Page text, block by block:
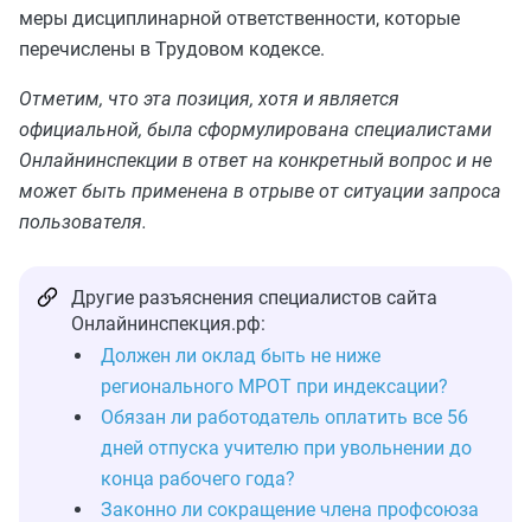
меры дисциплинарной ответственности, которые
перечислены в Трудовом кодексе.
Отметим, что эта позиция, хотя и является
официальной, была сформулирована специалистами
Онлайнинспекции в ответ на конкретный вопрос и не
может быть применена в отрыве от ситуации запроса
пользователя.
Другие разъяснения специалистов сайта
Онлайнинспекция.рф:
Должен ли оклад быть не ниже
регионального МРОТ при индексации?
Обязан ли работодатель оплатить все 56
дней отпуска учителю при увольнении до
конца рабочего года?
Законно ли сокращение члена профсоюза